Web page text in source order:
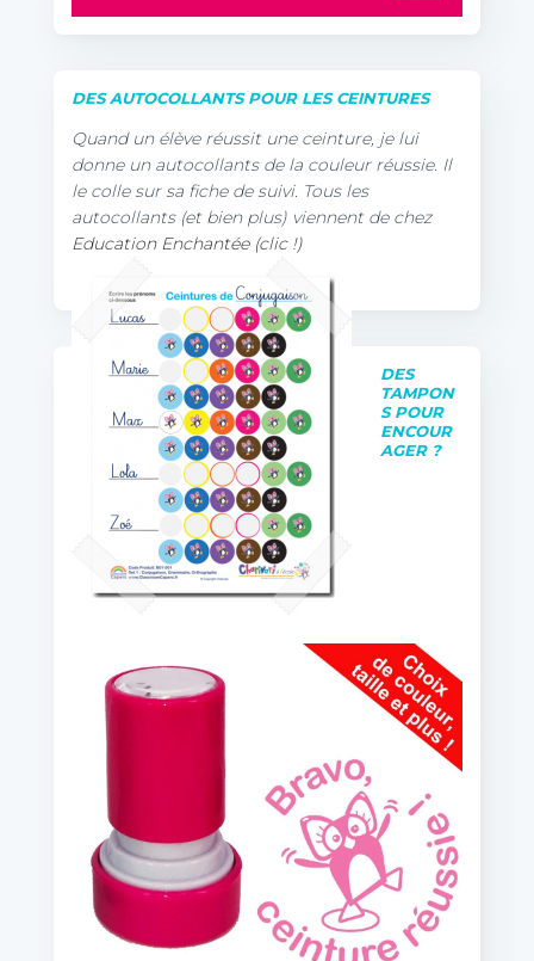
DES AUTOCOLLANTS POUR LES CEINTURES
Quand un élève réussit une ceinture, je lui
donne un autocollants de la couleur réussie. Il
le colle sur sa fiche de suivi. Tous les
autocollants (et bien plus) viennent de chez
Education Enchantée (clic !)
DES
TAMPON
S POUR
ENCOUR
AGER ?